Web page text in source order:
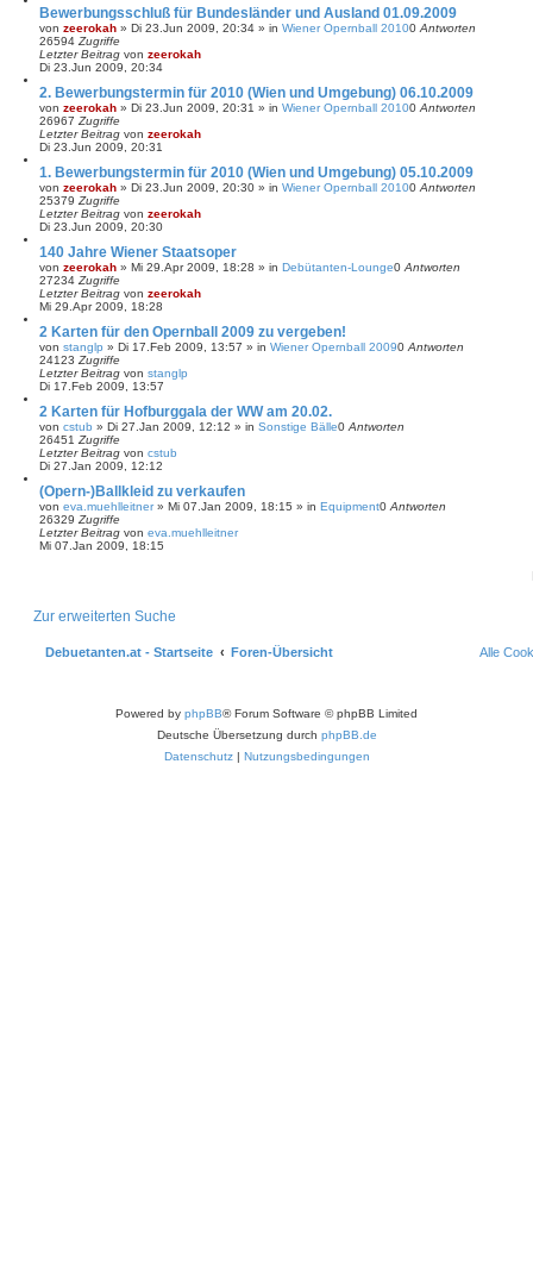
Bewerbungsschluß für Bundesländer und Ausland 01.09.2009
von zeerokah » Di 23.Jun 2009, 20:34 » in Wiener Opernball 20100 Antworten
26594 Zugriffe
Letzter Beitrag von zeerokah
Di 23.Jun 2009, 20:34
2. Bewerbungstermin für 2010 (Wien und Umgebung) 06.10.2009
von zeerokah » Di 23.Jun 2009, 20:31 » in Wiener Opernball 20100 Antworten
26967 Zugriffe
Letzter Beitrag von zeerokah
Di 23.Jun 2009, 20:31
1. Bewerbungstermin für 2010 (Wien und Umgebung) 05.10.2009
von zeerokah » Di 23.Jun 2009, 20:30 » in Wiener Opernball 20100 Antworten
25379 Zugriffe
Letzter Beitrag von zeerokah
Di 23.Jun 2009, 20:30
140 Jahre Wiener Staatsoper
von zeerokah » Mi 29.Apr 2009, 18:28 » in Debütanten-Lounge0 Antworten
27234 Zugriffe
Letzter Beitrag von zeerokah
Mi 29.Apr 2009, 18:28
2 Karten für den Opernball 2009 zu vergeben!
von stanglp » Di 17.Feb 2009, 13:57 » in Wiener Opernball 20090 Antworten
24123 Zugriffe
Letzter Beitrag von stanglp
Di 17.Feb 2009, 13:57
2 Karten für Hofburggala der WW am 20.02.
von cstub » Di 27.Jan 2009, 12:12 » in Sonstige Bälle0 Antworten
26451 Zugriffe
Letzter Beitrag von cstub
Di 27.Jan 2009, 12:12
(Opern-)Ballkleid zu verkaufen
von eva.muehlleitner» Mi 07.Jan 2009, 18:15 » in Equipment0 Antworten
26329 Zugriffe
Letzter Beitrag von eva.muehlleitner
Mi 07.Jan 2009, 18:15
Zur erweiterten Suche
Debuetanten.at - Startseite Foren-Übersicht Alle
Powered by phpBB® Forum Software © phpBB Limited
Deutsche Übersetzung durch phpBB.de
Datenschutz| Nutzungsbedingungen